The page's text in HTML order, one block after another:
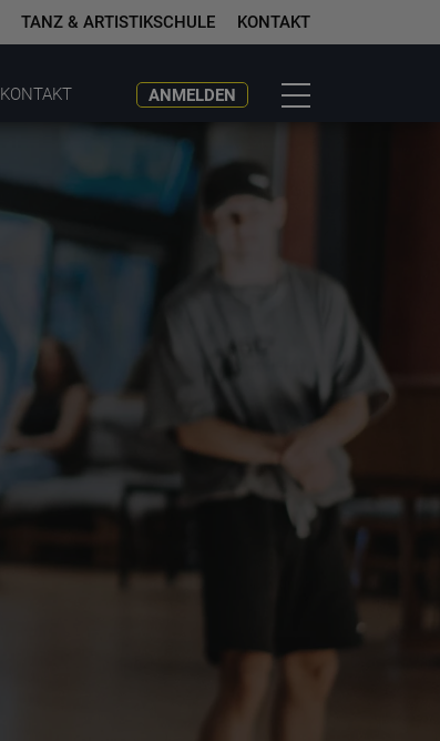
TANZ & ARTISTIKSCHULE KONTAKT
KONTAKT ANMELDEN